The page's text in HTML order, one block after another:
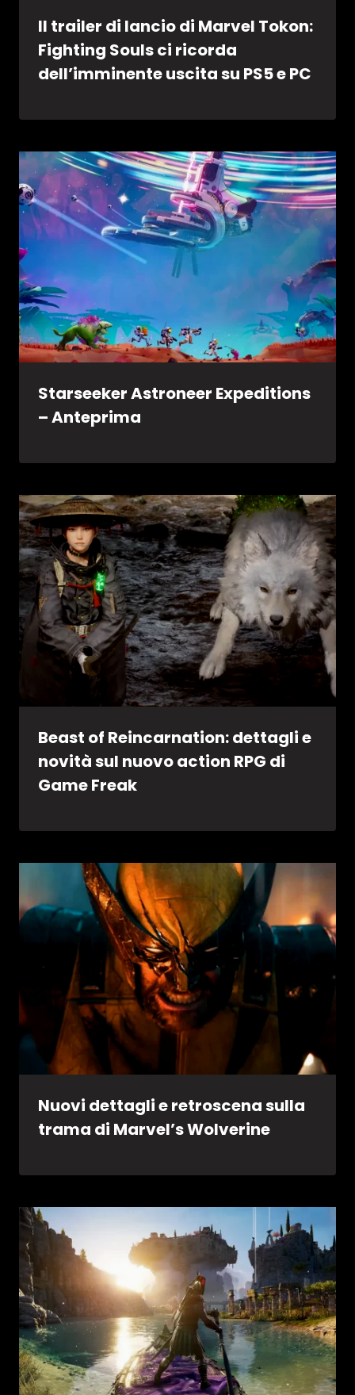
Il trailer di lancio di Marvel Tokon:
Fighting Souls ci ricorda
dell’imminente uscita su PS5 e PC
Starseeker Astroneer Expeditions
– Anteprima
Beast of Reincarnation: dettagli e
novità sul nuovo action RPG di
Game Freak
Nuovi dettagli e retroscena sulla
trama di Marvel’s Wolverine